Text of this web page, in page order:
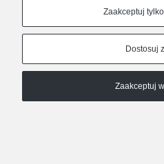
Zaakceptuj
Dostosuj
Zaakceptuj